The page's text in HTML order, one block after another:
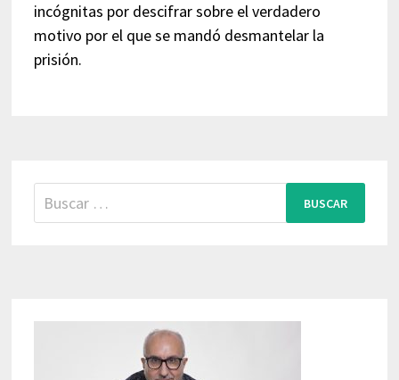
incógnitas por descifrar sobre el verdadero
motivo por el que se mandó desmantelar la
prisión.
Buscar: